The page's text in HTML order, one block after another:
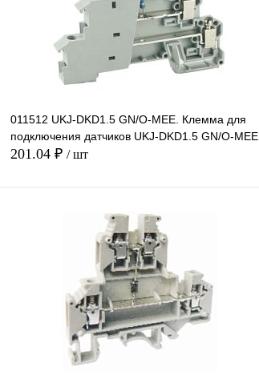
011512 UKJ-DKD1.5 GN/O-MEE. Клемма для
подключения датчиков UKJ-DKD1.5 GN/O-MEE
201.04 ₽ / шт
В корзину
Сравнение
Под заказ